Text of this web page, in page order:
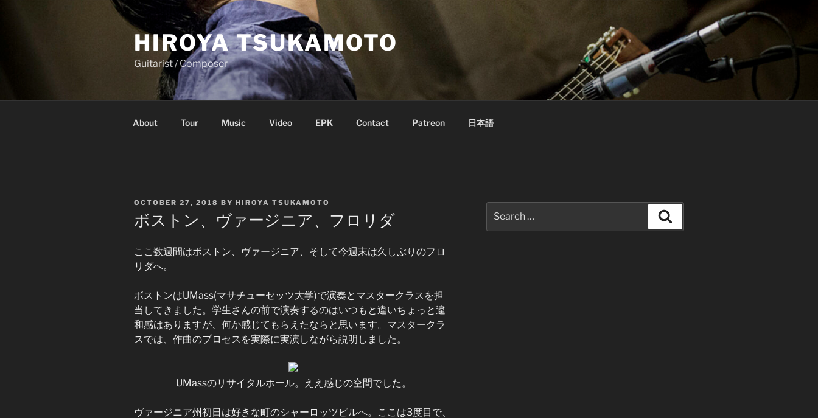
HIROYA TSUKAMOTO
Guitarist / Composer
About Tour Music Video EPK Contact Patreon 日本語
POSTED
OCTOBER 27, 2018 BY HIROYA TSUKAMOTO
ボストン、ヴァージニア、フロリダ
ここ数週間はボストン、ヴァージニア、そして今週末は久しぶりのフロ
リダへ。
ボストンはUMass(マサチューセッツ大学)で演奏とマスタークラスを担
当してきました。学生さんの前で演奏するのはいつもと違いちょっと違
和感はありますが、何か感じてもらえたならと思います。マスタークラ
スでは、作曲のプロセスを実際に実演しながら説明しました。
UMassのリサイタルホール。ええ感じの空間でした。
ヴァージニア州初日は好きな町のシャーロッツビルへ。ここは3度目で、
for: